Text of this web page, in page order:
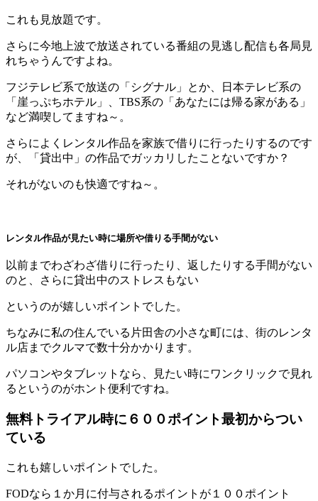
これも見放題です。
さらに今地上波で放送されている番組の見逃し配信も各局見
れちゃうんですよね。
フジテレビ系で放送の「シグナル」とか、日本テレビ系の
「崖っぷちホテル」、TBS系の「あなたには帰る家がある」
など満喫してますね～。
さらによくレンタル作品を家族で借りに行ったりするのです
が、「貸出中」の作品でガッカリしたことないですか？
それがないのも快適ですね～。
レンタル作品が見たい時に場所や借りる手間がない
以前までわざわざ借りに行ったり、返したりする手間がない
のと、さらに貸出中のストレスもない
というのが嬉しいポイントでした。
ちなみに私の住んでいる片田舎の小さな町には、街のレンタ
ル店までクルマで数十分かかります。
パソコンやタブレットなら、見たい時にワンクリックで見れ
るというのがホント便利ですね。
無料トライアル時に６００ポイント最初からつい
ている
これも嬉しいポイントでした。
FODなら１か月に付与されるポイントが１００ポイント